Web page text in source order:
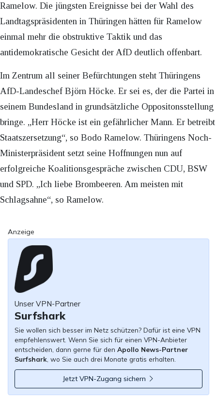
Ramelow. Die jüngsten Ereignisse bei der Wahl des
Landtagspräsidenten in Thüringen hätten für Ramelow
einmal mehr die obstruktive Taktik und das
antidemokratische Gesicht der AfD deutlich offenbart.
Im Zentrum all seiner Befürchtungen steht Thüringens
AfD-Landeschef Björn Höcke. Er sei es, der die Partei in
seinem Bundesland in grundsätzliche Oppositonsstellung
bringe. „Herr Höcke ist ein gefährlicher Mann. Er betreibt
Staatszersetzung“, so Bodo Ramelow. Thüringens Noch-
Ministerpräsident setzt seine Hoffnungen nun auf
erfolgreiche Koalitionsgespräche zwischen CDU, BSW
und SPD. „Ich liebe Brombeeren. Am meisten mit
Schlagsahne“, so Ramelow.
Anzeige
Unser VPN-Partner
Surfshark
Sie wollen sich besser im Netz schützen? Dafür ist eine VPN
empfehlenswert. Wenn Sie sich für einen VPN-Anbieter
entscheiden, dann gerne für den Apollo News-Partner
Surfshark, wo Sie auch drei Monate gratis erhalten.
Jetzt VPN-Zugang sichern